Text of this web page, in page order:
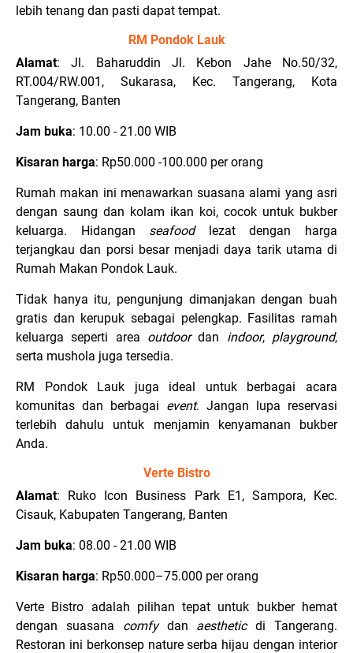
lebih tenang dan pasti dapat tempat.
RM Pondok Lauk
Alamat: Jl. Baharuddin Jl. Kebon Jahe No.50/32,
RT.004/RW.001, Sukarasa, Kec. Tangerang, Kota
Tangerang, Banten
Jam buka: 10.00 - 21.00 WIB
Kisaran harga: Rp50.000 -100.000 per orang
Rumah makan ini menawarkan suasana alami yang asri
dengan saung dan kolam ikan koi, cocok untuk bukber
keluarga. Hidangan seafoodlezat dengan harga
terjangkau dan porsi besar menjadi daya tarik utama di
Rumah Makan Pondok Lauk.
Tidak hanya itu, pengunjung dimanjakan dengan buah
gratis dan kerupuk sebagai pelengkap. Fasilitas ramah
keluarga seperti area outdoordan indoor, playground,
serta mushola juga tersedia.
RM Pondok Lauk juga ideal untuk berbagai acara
komunitas dan berbagai event. Jangan lupa reservasi
terlebih dahulu untuk menjamin kenyamanan bukber
Anda.
Verte Bistro
Alamat: Ruko Icon Business Park E1, Sampora, Kec.
Cisauk, Kabupaten Tangerang, Banten
Jam buka: 08.00 - 21.00 WIB
Kisaran harga: Rp50.000–75.000 per orang
Verte Bistro adalah pilihan tepat untuk bukber hemat
dengan suasana comfy dan aestheticdi Tangerang.
Restoran ini berkonsep nature serba hijau dengan interior